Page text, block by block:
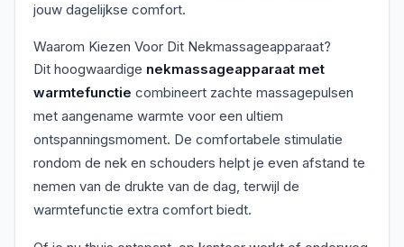
jouw dagelijkse comfort.
Waarom Kiezen Voor Dit Nekmassageapparaat?
Dit hoogwaardige nekmassageapparaat met
warmtefunctie combineert zachte massagepulsen
met aangename warmte voor een ultiem
ontspanningsmoment. De comfortabele stimulatie
rondom de nek en schouders helpt je even afstand te
nemen van de drukte van de dag, terwijl de
warmtefunctie extra comfort biedt.